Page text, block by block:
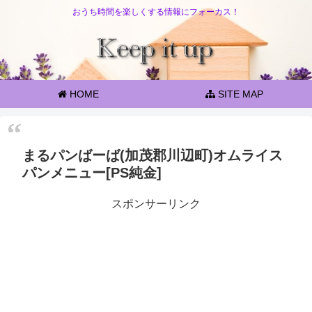
おうち時間を楽しくする情報にフォーカス！
HOME SITE MAP
まるパンばーば(加茂郡川辺町)オムライス
パンメニュー[PS純金]
スポンサーリンク